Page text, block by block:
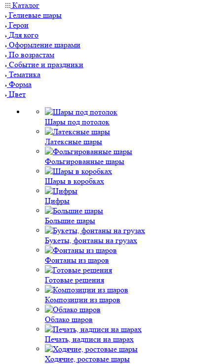
Каталог
Гелиевые шары
Герои
Для кого
Оформление шарами
По возрастам
Событие и праздники
Тематика
Форма
Цвет
Шары под потолок
Латексные шары
Фольгированные шары
Шары в коробках
Цифры
Большие шары
Букеты, фонтаны на грузах
Фонтаны из шаров
Готовые решения
Композиции из шаров
Облако шаров
Печать, надписи на шарах
Ходячие, ростовые шары